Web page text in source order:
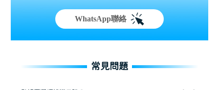
WhatsApp聯絡
常見問題